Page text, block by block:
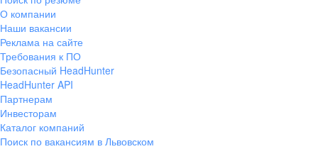
О компании
Наши вакансии
Реклама на сайте
Требования к ПО
Безопасный HeadHunter
HeadHunter API
Партнерам
Инвесторам
Каталог компаний
Поиск по вакансиям в Львовском